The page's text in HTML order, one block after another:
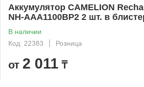
Аккумулятор CAMELION
NH-AAА1100BP2 2 шт. в
В наличии
Код: 22383
Розница
от 2 011 ₸